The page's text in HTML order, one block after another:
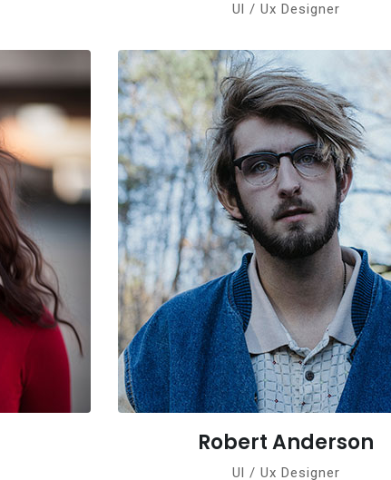
Ul / Ux Designer
Robert Anderson
Ul / Ux Designer